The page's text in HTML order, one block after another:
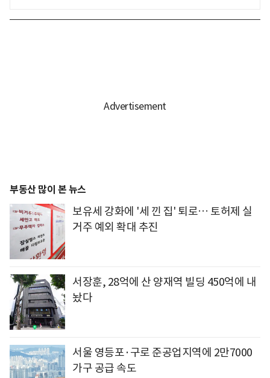
부동산 많이 본 뉴스
보유세 강화에 '세 낀 집' 퇴로… 토허제 실
거주 예외 확대 추진
서장훈, 28억에 산 양재역 빌딩 450억에 내
놨다
서울 영등포·구로 준공업지역에 2만7000
가구 공급 속도